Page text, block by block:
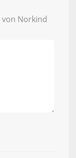
von Norkind